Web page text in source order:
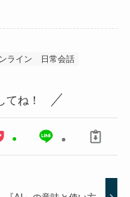
ライン 日常会話
てね！